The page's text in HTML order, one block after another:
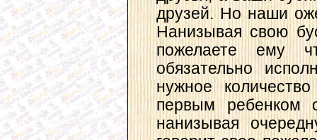
друзей. Но наши
Нанизывая свою
пожелаете ему
обязательно
нужное
первым ребенком
нанизывая